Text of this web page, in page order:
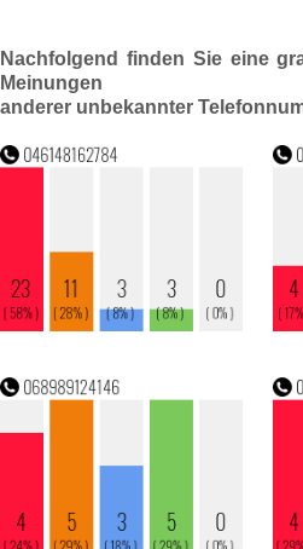
Nachfolgend finden Sie eine
Meinungen
anderer unbekannter